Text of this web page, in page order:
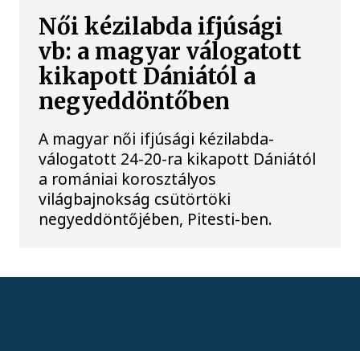
Női kézilabda ifjúsági
vb: a magyar válogatott
kikapott Dániától a
negyeddöntőben
A magyar női ifjúsági kézilabda-
válogatott 24-20-ra kikapott Dániától
a romániai korosztályos
világbajnokság csütörtöki
negyeddöntőjében, Pitesti-ben.